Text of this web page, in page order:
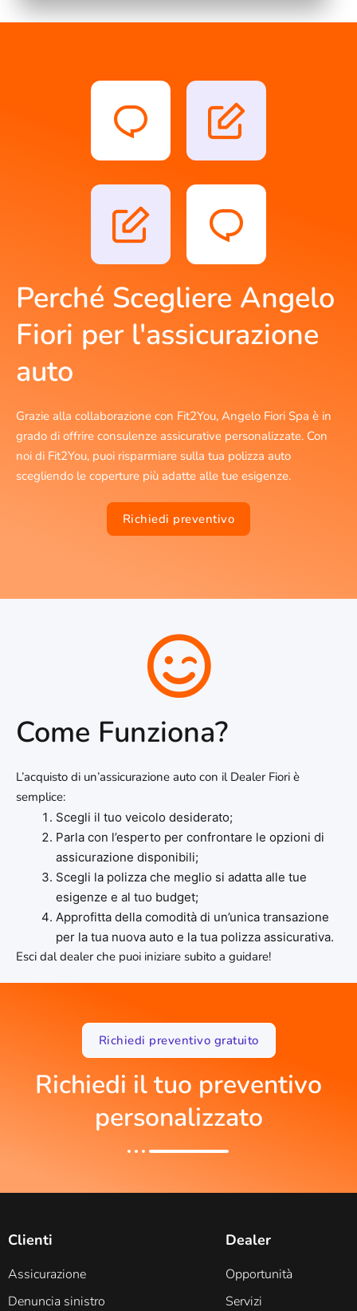
Perché Scegliere Angelo
Fiori per l'assicurazione
auto
Grazie alla collaborazione con Fit2You, Angelo Fiori Spa è in
grado di offrire consulenze assicurative personalizzate. Con
noi di Fit2You, puoi risparmiare sulla tua polizza auto
scegliendo le coperture più adatte alle tue esigenze.
Richiedi preventivo
Come Funziona?
L’acquisto di un’assicurazione auto con il Dealer Fiori è
semplice:
Scegli il tuo veicolo desiderato;
Parla con l’esperto per confrontare le opzioni di
assicurazione disponibili;
Scegli la polizza che meglio si adatta alle tue
esigenze e al tuo budget;
Approfitta della comodità di un’unica transazione
per la tua nuova auto e la tua polizza assicurativa.
Esci dal dealer che puoi iniziare subito a guidare!
Richiedi il tuo preventivo
personalizzato
Richiedi preventivo gratuito
Clienti
Assicurazione
Denuncia sinistro
Dealer
Opportunità
Servizi